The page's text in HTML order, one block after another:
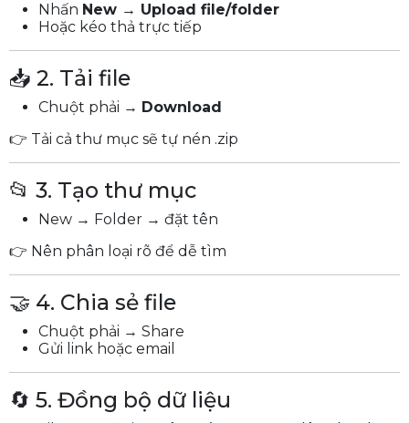
Nhấn New → Upload file/folder
Hoặc kéo thả trực tiếp
📥 2. Tải file
Chuột phải → Download
👉 Tải cả thư mục sẽ tự nén .zip
📂 3. Tạo thư mục
New → Folder → đặt tên
👉 Nên phân loại rõ để dễ tìm
🤝 4. Chia sẻ file
Chuột phải → Share
Gửi link hoặc email
🔄 5. Đồng bộ dữ liệu